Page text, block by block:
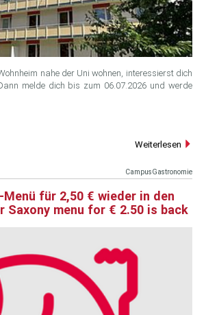
nahe der Uni wohnen, interessierst dich
melde dich bis zum 06.07.2026 und werde
Weiterlesen
CampusGastronomie
für 2,50 € wieder in den
Saxony menu for € 2.50 is back